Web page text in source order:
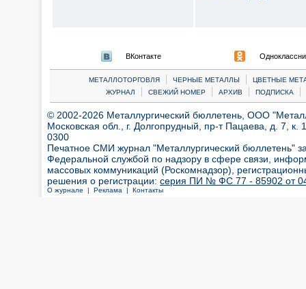
ВКонтакте
МЕТАЛЛОТОРГОВЛЯ | ЧЕРНЫЕ МЕТАЛЛЫ |
ЦВЕТНЫЕ
ЖУРНАЛ
| СВЕЖИЙ НОМЕР | АРХИВ | ПОДПИСКА |
© 2002-2026 Металлургический бюллетень, ООО
Московская обл., г. Долгопрудный, пр-т Пацаева, д. 7,
0300
Печатное СМИ журнал "Металлургический бюллетень"
Федеральной службой по надзору в сфере связи,
массовых коммуникаций (Роскомнадзор),
решения о регистрации: серия ПИ № ФС 77 - 85902 от 04
О журнале | Реклама | Контакты